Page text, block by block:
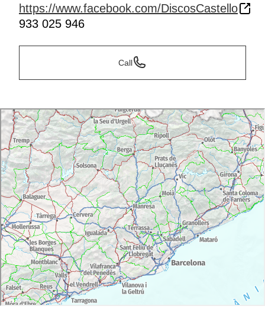
https://www.facebook.com/DiscosCastello
933 025 946
Call